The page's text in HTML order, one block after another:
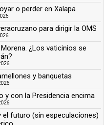
o perder en Xalapa
para dirigir la OMS
¿Los vaticinios se
y banquetas
y con la Presidencia encima
el futuro (sin especulaciones)